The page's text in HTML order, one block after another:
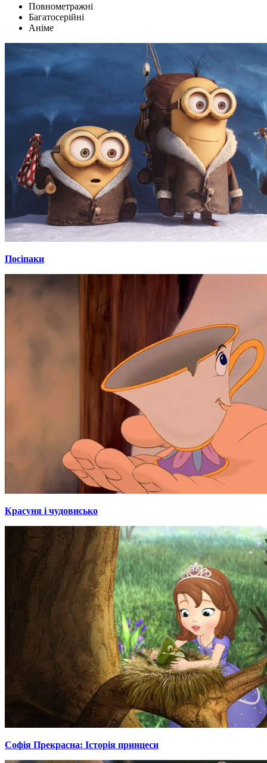
Повнометражні
Багатосерійні
Аніме
Посіпаки
Красуня і чудовисько
Софія Прекрасна: Історія принцеси